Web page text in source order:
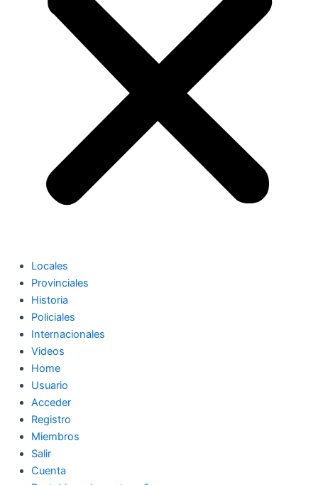
Locales
Provinciales
Historia
Policiales
Internacionales
Videos
Home
Usuario
Acceder
Registro
Miembros
Salir
Cuenta